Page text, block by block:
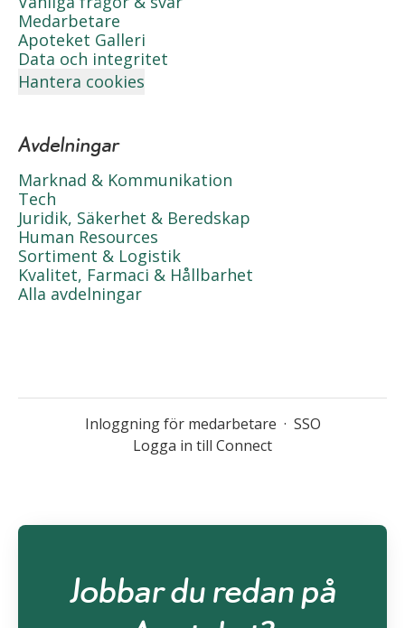
Medarbetare
Apoteket Galleri
Data och integritet
Hantera cookies
Avdelningar
Marknad & Kommunikation
Tech
Juridik, Säkerhet & Beredskap
Human Resources
Sortiment & Logistik
Kvalitet, Farmaci & Hållbarhet
Alla avdelningar
Inloggning för medarbetare · SSO
Logga in till Connect
Jobbar du redan på